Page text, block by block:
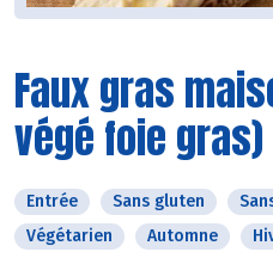
Faux gras
végé foie gras)
Entrée Sans gluten
Végétarien
Automne